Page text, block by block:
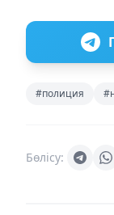
#полиция
Бөлісу: